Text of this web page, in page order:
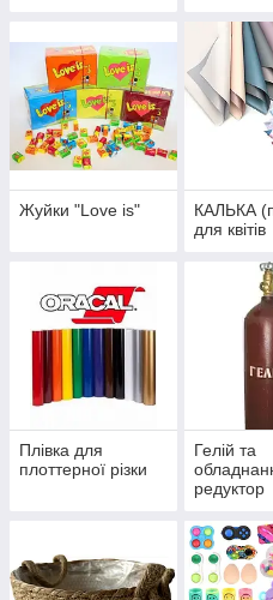
Жуйки "Love is"
КАЛЬКА
для квітів
Плівка для
плоттерної різки
Гелій та
редуктор